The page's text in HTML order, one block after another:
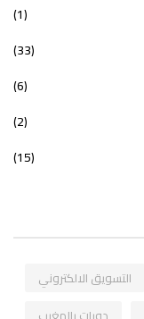
(1)
(33)
(6)
(2)
(15)
التسويق الالكتروني